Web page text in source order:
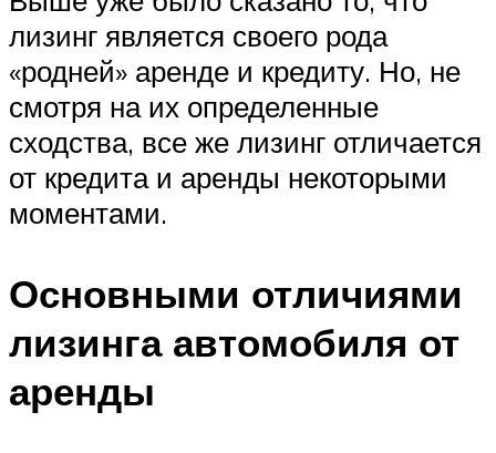
лизинг является своего рода
«родней» аренде и кредиту. Но, не
смотря на их определенные
сходства, все же лизинг отличается
от кредита и аренды некоторыми
моментами.
Основными отличиями
лизинга автомобиля от
аренды